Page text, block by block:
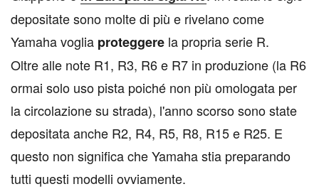
depositate sono molte di più e rivelano come
Yamaha voglia proteggere la propria serie R.
Oltre alle note R1, R3, R6 e R7 in produzione (la R6
ormai solo uso pista poiché non più omologata per
la circolazione su strada), l'anno scorso sono state
depositata anche R2, R4, R5, R8, R15 e R25. E
questo non significa che Yamaha stia preparando
tutti questi modelli ovviamente.